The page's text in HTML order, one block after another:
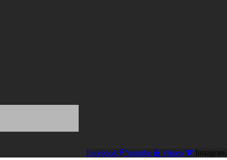
Facebook
Youtube Vimeo Instagram